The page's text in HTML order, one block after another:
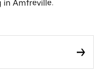
in Amfreville.